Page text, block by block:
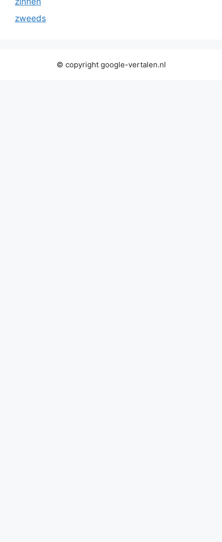
zweeds
© copyright google-vertalen.nl